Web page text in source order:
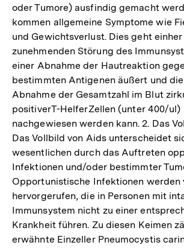
oder Tumore) ausfindig gemacht
kommen allgemeine Symptome wie
und Gewichtsverlust. Dies geht
zunehmenden Störung des
einer Abnahme der Hautreaktion
bestimmten Antigenen äußert und
Abnahme der Gesamtzahl im Blut
positiverT-HelferZellen (unter 400/ul)
nachgewiesen werden kann. 2. Das
Das Vollbild von Aids unterscheidet
wesentlichen durch das Auftreten
Infektionen und/oder bestimmter
Opportunistische Infektionen werden
hervorgerufen, die in Personen mit
Immunsystem nicht zu einer
Krankheit führen. Zu diesen Keimen
erwähnte Einzeller Pneumocystis